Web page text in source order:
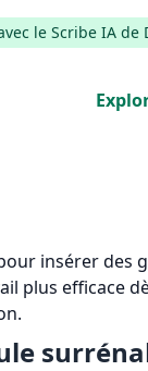
le Scribe IA de
insérer des
plus efficace